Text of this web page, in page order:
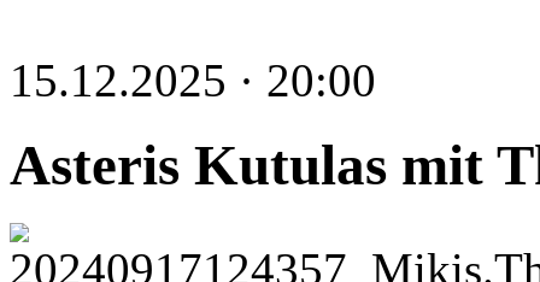
15.12.2025 · 20:00
Asteris Kutulas mit